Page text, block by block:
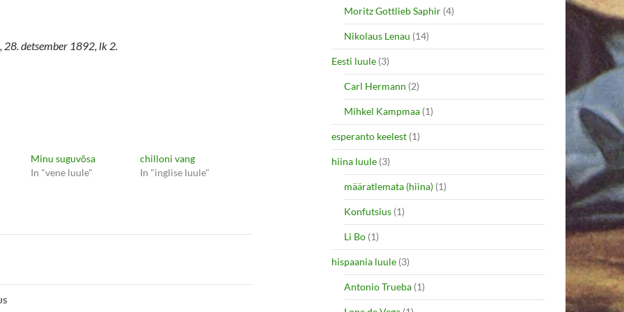
28. detsember 1892, lk 2.
Minu suguvõsa
In "vene luule"
chilloni vang
In "inglise luule"
Moritz Gottlieb Saphir (4)
Nikolaus Lenau (14)
Eesti luule (3)
Carl Hermann (2)
Mihkel Kampmaa (1)
esperanto keelest (1)
hiina luule (3)
määratlemata (hiina) (1)
Konfutsius (1)
Li Bo (1)
hispaania luule (3)
Antonio Trueba (1)